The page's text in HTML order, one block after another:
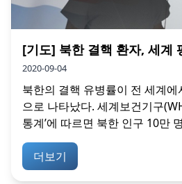
[기도] 북한 결핵 환자, 세계
2020-09-04
북한의 결핵 유병률이 전 세계
으로 나타났다. 세계보건기구
통계’에 따르면 북한 인구 10만
더보기